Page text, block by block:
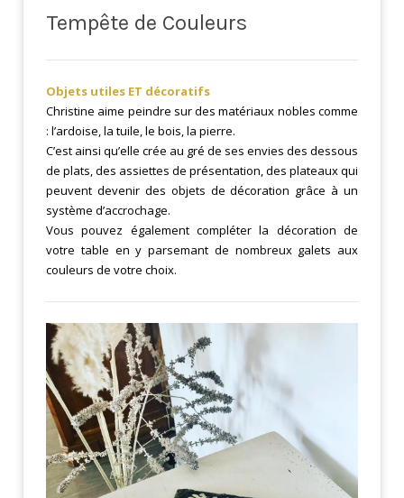
Tempête de Couleurs
Objets utiles ET décoratifs
Christine aime peindre sur des matériaux nobles comme
: l’ardoise, la tuile, le bois, la pierre.
C’est ainsi qu’elle crée au gré de ses envies des dessous
de plats, des assiettes de présentation, des plateaux qui
peuvent devenir des objets de décoration grâce à un
système d’accrochage.
Vous pouvez également compléter la décoration de
votre table en y parsemant de nombreux galets aux
couleurs de votre choix.